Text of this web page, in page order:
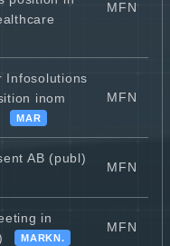
MFN
Infosolutions
inom
MAR
MFN
AB (publ)
MFN
in
MARKN.
MFN